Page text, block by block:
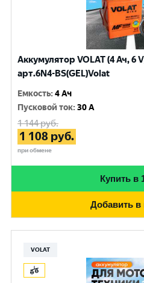
Аккумулятор VOLAT (4 Ач, 6
арт.6N4-BS(GEL)Volat
Емкость:4 Ач
Пусковой ток:30 A
1 144руб.
1 108 руб.
при обмене
Купить в
Добавить в
VOLAT